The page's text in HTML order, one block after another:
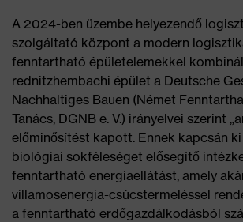
A 2024-ben üzembe helyezendő
szolgáltató központ a modern
fenntartható épületelemekkel
rednitzhembachi épület a Deutsche
Nachhaltiges Bauen (Német
Tanács, DGNB e. V.) irányelvei szerint
előminősítést kapott. Ennek kapcsán
biológiai sokféleséget elősegítő
fenntartható energiaellátást, amely
villamosenergia-csúcstermeléssel
a fenntartható erdőgazdálkodásból